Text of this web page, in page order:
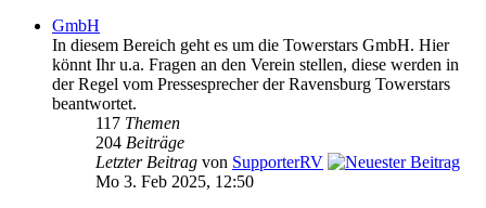
GmbH
In diesem Bereich geht es um die Towerstars GmbH. Hier
könnt Ihr u.a. Fragen an den Verein stellen, diese werden in
der Regel vom Pressesprecher der Ravensburg Towerstars
beantwortet.
117 Themen
204 Beiträge
Letzter Beitrag von SupporterRV
Mo 3. Feb 2025, 12:50